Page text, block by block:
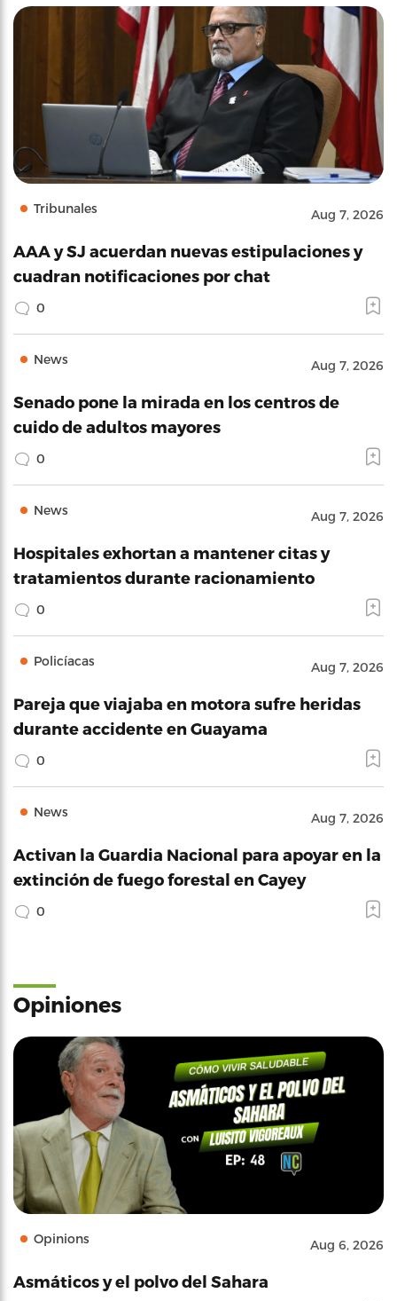
Tribunales Aug 7, 2026
AAA y SJ acuerdan nuevas estipulaciones y
cuadran notificaciones por chat
0
News Aug 7, 2026
Senado pone la mirada en los centros de
cuido de adultos mayores
0
News Aug 7, 2026
Hospitales exhortan a mantener citas y
tratamientos durante racionamiento
0
Policíacas Aug 7, 2026
Pareja que viajaba en motora sufre heridas
durante accidente en Guayama
0
News Aug 7, 2026
Activan la Guardia Nacional para apoyar en la
extinción de fuego forestal en Cayey
0
Opiniones
Opinions Aug 6, 2026
Asmáticos y el polvo del Sahara